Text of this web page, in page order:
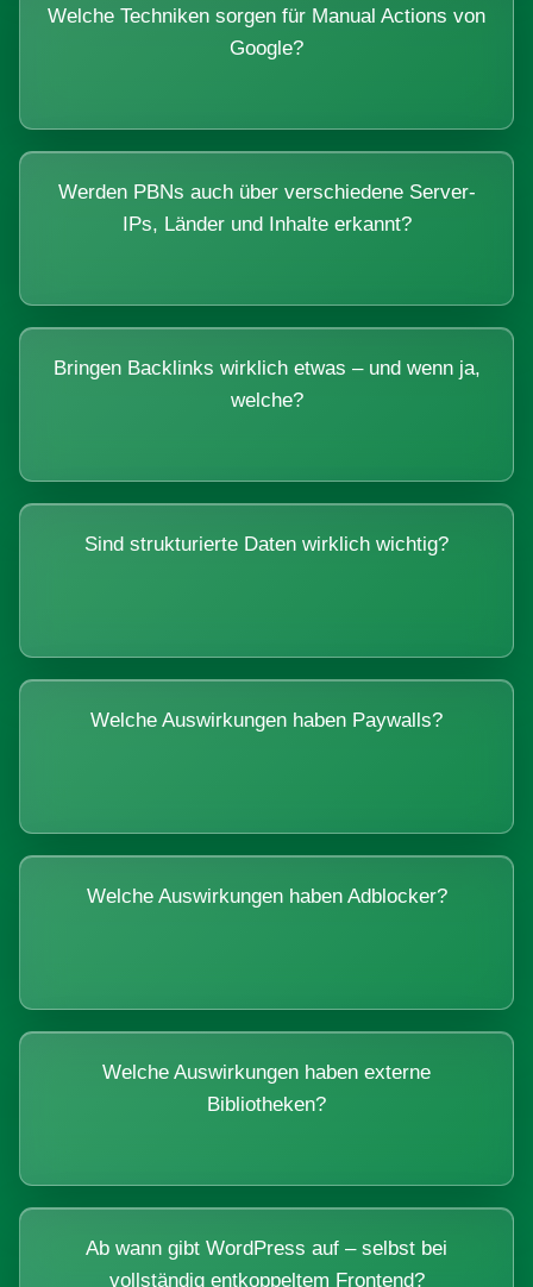
Welche Techniken sorgen für Manual Actions von
Google?
Werden PBNs auch über verschiedene Server-
IPs, Länder und Inhalte erkannt?
Bringen Backlinks wirklich etwas – und wenn ja,
welche?
Sind strukturierte Daten wirklich wichtig?
Welche Auswirkungen haben Paywalls?
Welche Auswirkungen haben Adblocker?
Welche Auswirkungen haben externe
Bibliotheken?
Ab wann gibt WordPress auf – selbst bei
vollständig entkoppeltem Frontend?